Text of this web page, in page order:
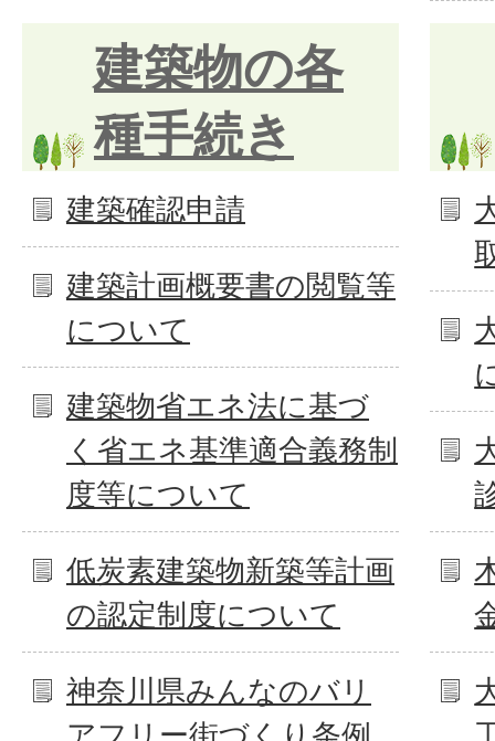
建築物の各
種手続き
建築確認申請
建築計画概要書の閲覧等
について
建築物省エネ法に基づ
く省エネ基準適合義務制
度等について
低炭素建築物新築等計画
の認定制度について
神奈川県みんなのバリ